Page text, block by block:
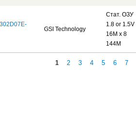
GSI Technology
Стат. ОЗУ
1.8 or 1.5V
16M x 8
144M
1 2 3 4 5 6 7